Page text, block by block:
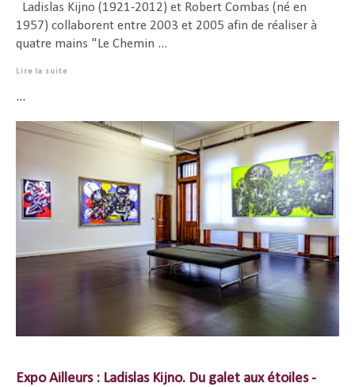
Ladislas Kijno (1921-2012) et Robert Combas (né en
1957) collaborent entre 2003 et 2005 afin de réaliser à
quatre mains "Le Chemin ...
Lire la suite
...
Expo Ailleurs : Ladislas Kijno. Du galet aux étoiles -